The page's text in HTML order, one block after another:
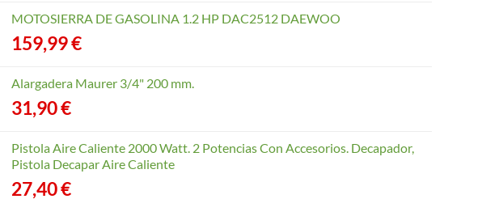
precios:
168,65 €
MOTOSIERRA DE GASOLINA 1.2 HP DAC2512 DAEWOO
159,99€
Alargadera Maurer 3/4" 200 mm.
31,90€
Pistola Aire Caliente 2000 Watt. 2 Potencias Con Accesorios. Decapador,
Pistola Decapar Aire Caliente
27,40€